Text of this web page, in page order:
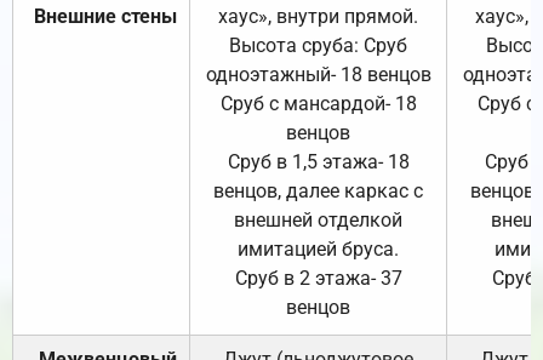
Внешние стены
хаус», внутри прямой.
Высота сруба: Сруб
одноэтажный- 18 венцов
Сруб с мансардой- 18
венцов
Сруб в 1,5 этажа- 18
венцов, далее каркас с
внешней отделкой
имитацией бруса.
Сруб в 2 этажа- 37
венцов
хаус»,
Сруб с
Сруб
Сруб